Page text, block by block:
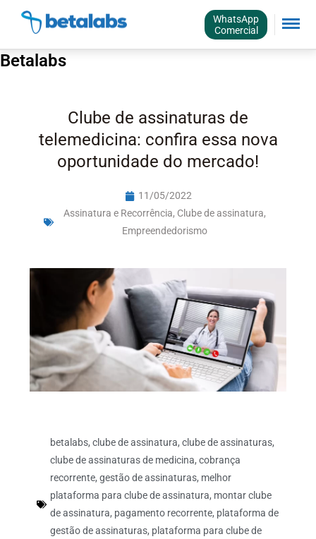
WhatsApp
Comercial
Betalabs
Clube de assinaturas de
telemedicina: confira essa nova
oportunidade do mercado!
11/05/2022
Assinatura e Recorrência, Clube de assinatura,
Empreendedorismo
betalabs,clube de assinatura,clube de assinaturas,
clube de assinaturas de medicina,cobrança
recorrente,gestão de assinaturas, melhor
plataforma para clube de assinatura, montar clube
de assinatura, pagamento recorrente, plataforma de
gestão de assinaturas, plataforma para clube de